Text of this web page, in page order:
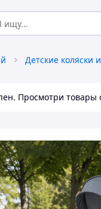
Детские коляски
Просмотри товары